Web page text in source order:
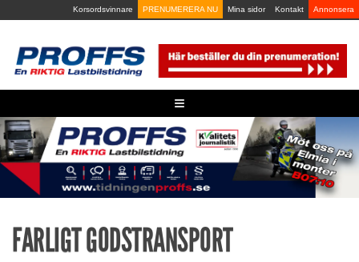
to
Korsordsvinnare PRENUMERERA NU Mina sidor Kontakt Annonsera
≡
FARLIGT GODSTRANSPORT